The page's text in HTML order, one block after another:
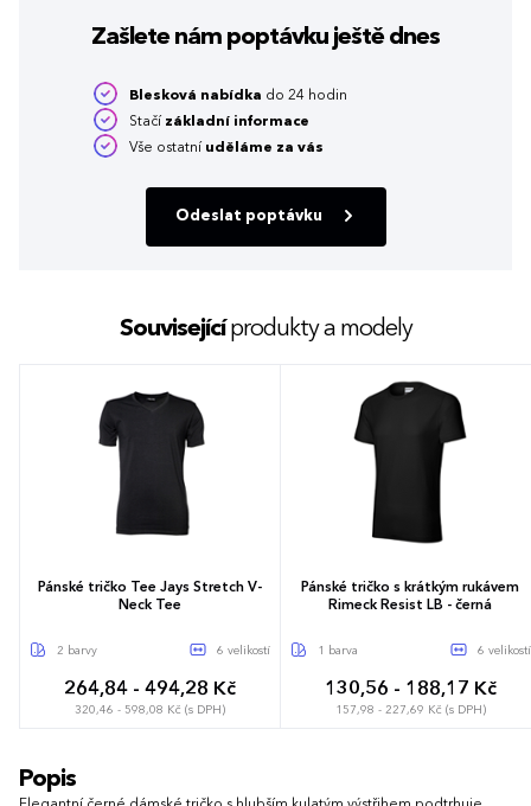
Zašlete nám poptávku ještě dnes
Blesková nabídka do 24 hodin
Stačí základní informace
Vše ostatní uděláme za vás
Odeslat poptávku
Souvisejícíprodukty a modely
Pánské tričko Tee Jays Stretch V-
Neck Tee
2 barvy 6 velikostí
264,84 - 494,28 Kč
320,46 - 598,08 Kč (s DPH)
S
Pánské tričko s krátkým rukávem
Rimeck Resist LB - černá
1 barva 6 velikostí
130,56 - 188,17 Kč
157,98 - 227,69 Kč (s DPH)
Popis